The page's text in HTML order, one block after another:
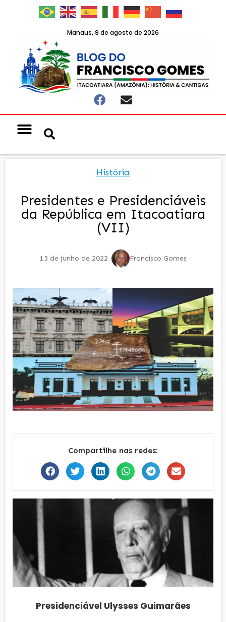
Manaus, 9 de agosto de 2026
História
Presidentes e Presidenciáveis
da República em Itacoatiara
(VII)
13 de junho de 2022 Francisco Gomes
Compartilhe nas redes:
Presidenciável Ulysses Guimarães